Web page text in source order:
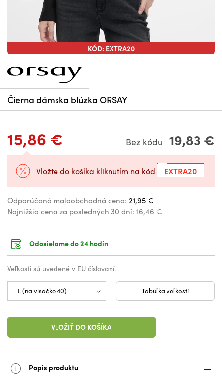
KÓD: EXTRA20
Čierna dámska blúzka ORSAY
15,86 € Bez kódu 19,83 €
Vložte do košíka kliknutím na kód EXTRA20
Odporúčaná maloobchodná cena: 21,95 €
Najnižšia cena za posledných 30 dní: 16,46 €
Odosielame do 24 hodín
Veľkosti sú uvedené v EU číslovaní.
Tabuľka veľkostí
VLOŽIŤ DO KOŠÍKA
Popis produktu